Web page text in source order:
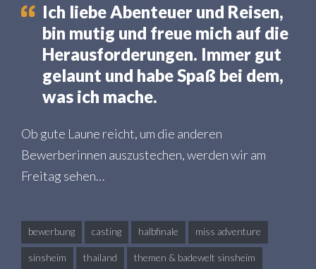
Ich liebe Abenteuer und Reisen,
bin mutig und freue mich auf die
Herausforderungen. Immer gut
gelaunt und habe Spaß bei dem,
was ich mache.
Ob gute Laune reicht, um die anderen
Bewerberinnen auszustechen, werden wir am
Freitag sehen…
bewerbung casting halbfinale miss adventure
sinsheim thailand themen & badewelt sinsheim